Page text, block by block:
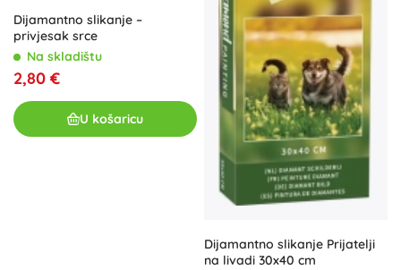
Dijamantno slikanje –
privjesak srce
Na skladištu
2,80 €
U košaricu
Dijamantno slikanje Prijatelji
na livadi 30x40 cm